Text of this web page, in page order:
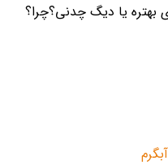
بهتره یا دیگ چدنی؟چرا؟